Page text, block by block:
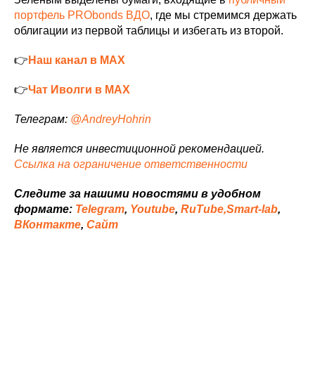
портфель PRObonds ВДО, где мы стремимся держать
облигации из первой таблицы и избегать из второй.
👉 Наш канал в MAX
👉Чат Иволги в MAX
Телеграм: @AndreyHohrin
Не является инвестиционной рекомендацией.
Ссылка на ограничение ответственности
Следите за нашими новостями в удобном
формате: Telegram, Youtube, RuTube,Smart-lab,
ВКонтакте, Сайт